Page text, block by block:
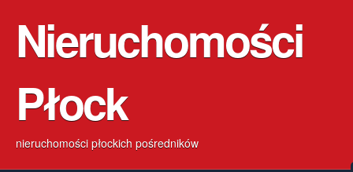
Nieruchomości
Płock
nieruchomości płockich pośredników